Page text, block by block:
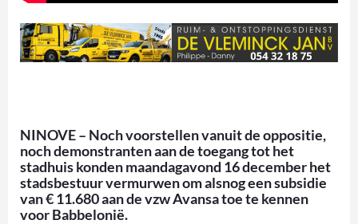
NINOVE – Noch voorstellen vanuit de oppositie,
noch demonstranten aan de toegang tot het
stadhuis konden maandagavond 16 december het
stadsbestuur vermurwen om alsnog een subsidie
van € 11.680 aan de vzw Avansa toe te kennen
voor Babbelonië.